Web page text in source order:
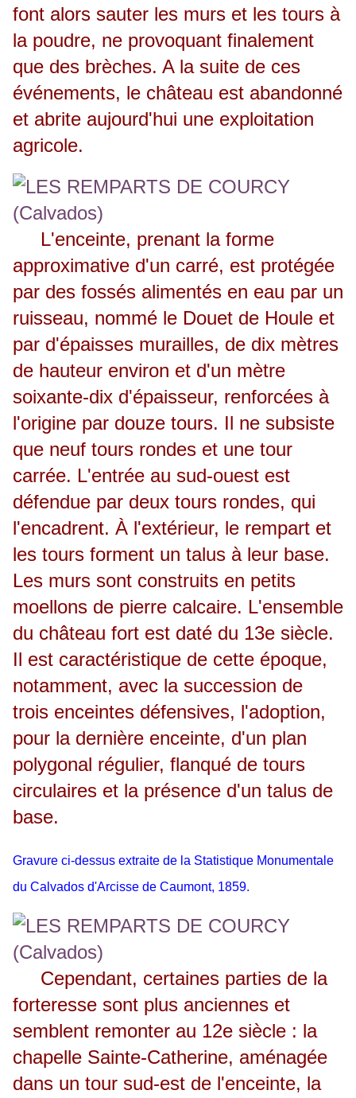
font alors sauter les murs et les tours à
la poudre, ne provoquant finalement
que des brèches. A la suite de ces
événements, le château est abandonné
et abrite aujourd'hui une exploitation
agricole.
L'enceinte, prenant la forme
approximative d'un carré, est protégée
par des fossés alimentés en eau par un
ruisseau, nommé le Douet de Houle et
par d'épaisses murailles, de dix mètres
de hauteur environ et d'un mètre
soixante-dix d'épaisseur, renforcées à
l'origine par douze tours. Il ne subsiste
que neuf tours rondes et une tour
carrée. L'entrée au sud-ouest est
défendue par deux tours rondes, qui
l'encadrent. À l'extérieur, le rempart et
les tours forment un talus à leur base.
Les murs sont construits en petits
moellons de pierre calcaire. L'ensemble
du château fort est daté du 13e siècle.
Il est caractéristique de cette époque,
notamment, avec la succession de
trois enceintes défensives, l'adoption,
pour la dernière enceinte, d'un plan
polygonal régulier, flanqué de tours
circulaires et la présence d'un talus de
base.
Gravure ci-dessus extraite de la Statistique Monumentale
du Calvados d'Arcisse de Caumont, 1859.
Cependant, certaines parties de la
forteresse sont plus anciennes et
semblent remonter au 12e siècle : la
chapelle Sainte-Catherine, aménagée
dans un tour sud-est de l'enceinte, la